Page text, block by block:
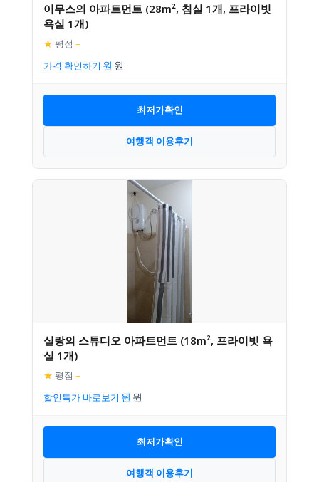
이무스의 아파트먼트 (28m², 침실 1개, 프라이빗
욕실 1개)
★ 평점 –
가격 확인하기
최저가확인
여행객 이용후기
실랑의 스튜디오 아파트먼트 (18m², 프라이빗 욕
실 1개)
★ 평점 –
할인특가 바로보기
최저가확인
여행객 이용후기